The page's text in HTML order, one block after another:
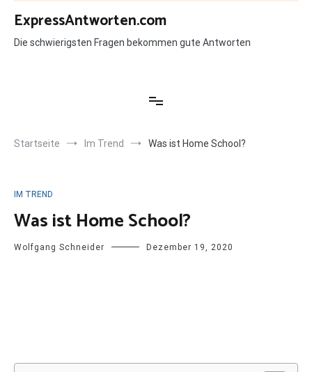
Zum
Inhalt
springen
ExpressAntworten.com
Die schwierigsten Fragen bekommen gute Antworten
Startseite Im Trend Was ist Home School?
IM TREND
Was ist Home School?
Wolfgang Schneider Dezember 19, 2020